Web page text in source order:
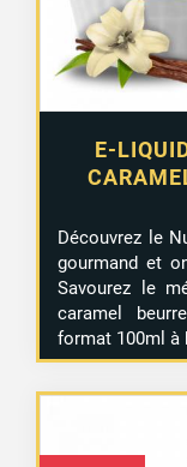
E-
Découvrez le
gourmand et
Savourez le
caramel
format 100ml à